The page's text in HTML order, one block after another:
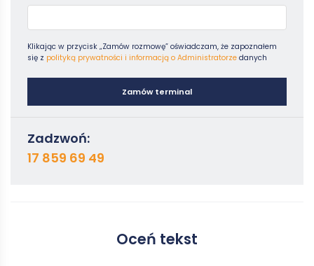
Klikając w przycisk „Zamów rozmowę” oświadczam, że zapoznałem
się z polityką prywatności i informacją o Administratorze danych
Zamów terminal
Zadzwoń:
17 859 69 49
Oceń tekst